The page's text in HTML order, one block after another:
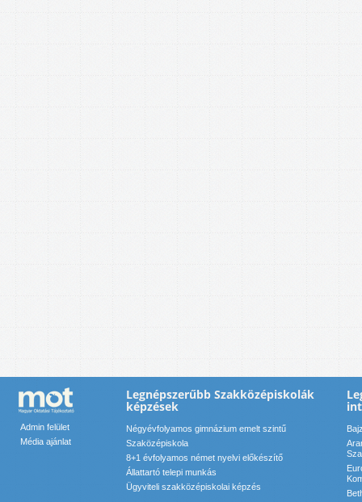
Admin felület
Média ajánlat
Legnépszerűbb Szakközépiskolák
képzések
Négyévfolyamos gimnázium emelt szintű
Szaközépiskola
8+1 évfolyamos német nyelvi előkészítő
Állattartó telepi munkás
Ügyviteli szakközépiskolai képzés